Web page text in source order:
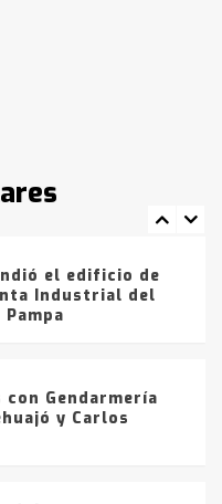
de Bahía
Agosto vendrá
en gran parte
por
drogas en la
el edificio de
Industrial del
Gendarmería
y Carlos